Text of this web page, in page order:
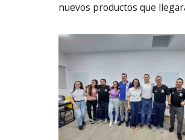
nuevos productos que